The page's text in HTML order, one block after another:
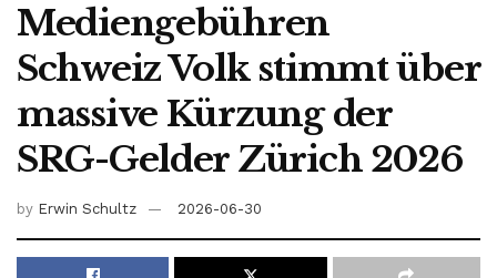
Mediengebühren
Schweiz Volk stimmt über
massive Kürzung der
SRG-Gelder Zürich 2026
by Erwin Schultz 2026-06-30